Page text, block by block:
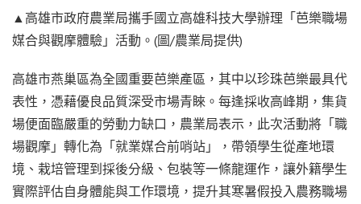
▲高雄市政府農業局攜手國立高雄科技大學辦理「芭樂職場
媒合與觀摩體驗」活動。(圖/農業局提供)
高雄市燕巢區為全國重要芭樂產區，其中以珍珠芭樂最具代
表性，憑藉優良品質深受市場青睞。每逢採收高峰期，集貨
場便面臨嚴重的勞動力缺口，農業局表示，此次活動將「職
場觀摩」轉化為「就業媒合前哨站」，帶領學生從產地環
境、栽培管理到採後分級、包裝等一條龍運作，讓外籍學生
實際評估自身體能與工作環境，提升其寒暑假投入農務職場